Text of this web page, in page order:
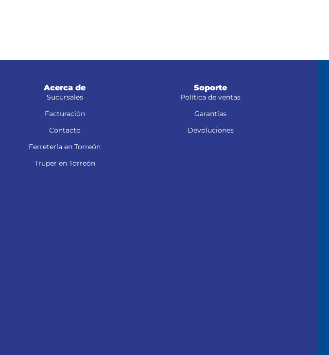
Acerca de
Sucursales
Facturación
Contacto
Ferretería en Torreón
Truper en Torreón
Soporte
Política de ventas
Garantías
Devoluciones